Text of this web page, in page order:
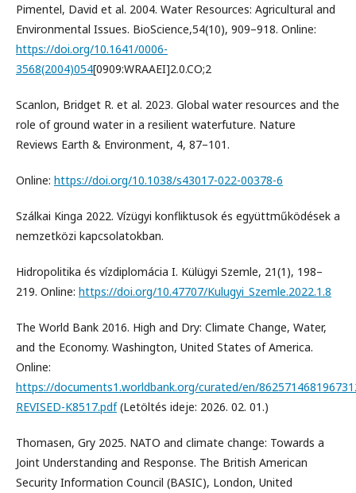
Pimentel, David et al. 2004. Water Resources: Agricultural and
Environmental Issues. BioScience,54(10), 909–918. Online:
https://doi.org/10.1641/0006-
3568(2004)054[0909:WRAAEI]2.0.CO;2
Scanlon, Bridget R. et al. 2023. Global water resources and the
role of ground water in a resilient waterfuture. Nature
Reviews Earth & Environment, 4, 87–101.
Online: https://doi.org/10.1038/s43017-022-00378-6
Szálkai Kinga 2022. Vízügyi konfliktusok és együttműködések a
nemzetközi kapcsolatokban.
Hidropolitika és vízdiplomácia I. Külügyi Szemle, 21(1), 198–
219. Online: https://doi.org/10.47707/Kulugyi_Szemle.2022.1.8
The World Bank 2016. High and Dry: Climate Change, Water,
and the Economy. Washington, United States of America.
Online:
https://documents1.worldbank.org/curated/en/
REVISED-K8517.pdf(Letöltés ideje: 2026. 02. 01.)
Thomasen, Gry 2025. NATO and climate change: Towards a
Joint Understanding and Response. The British American
Security Information Council (BASIC), London, United